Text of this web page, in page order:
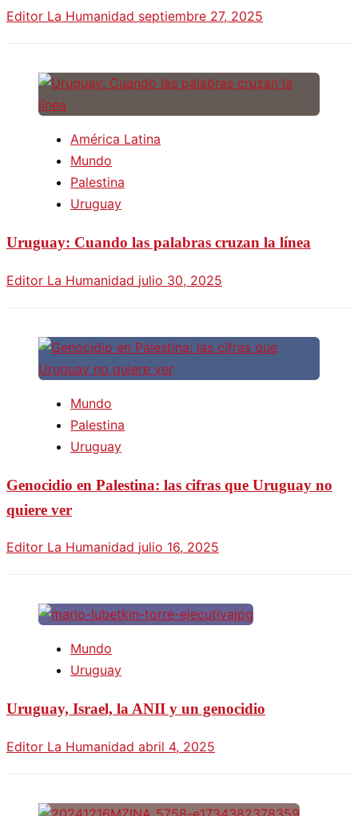
Editor La Humanidad septiembre 27, 2025
América Latina
Mundo
Palestina
Uruguay
Uruguay: Cuando las palabras cruzan la línea
Editor La Humanidad julio 30, 2025
Mundo
Palestina
Uruguay
Genocidio en Palestina: las cifras que Uruguay no
quiere ver
Editor La Humanidad julio 16, 2025
Mundo
Uruguay
Uruguay, Israel, la ANII y un genocidio
Editor La Humanidad abril 4, 2025